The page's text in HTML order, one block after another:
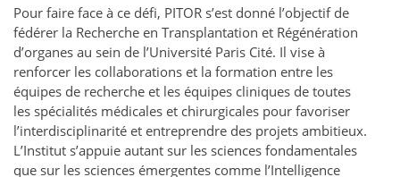
Pour faire face à ce défi, PITOR s’est donné l’objectif de
fédérer la Recherche en Transplantation et Régénération
d’organes au sein de l’Université Paris Cité. Il vise à
renforcer les collaborations et la formation entre les
équipes de recherche et les équipes cliniques de toutes
les spécialités médicales et chirurgicales pour favoriser
l’interdisciplinarité et entreprendre des projets ambitieux.
L’Institut s’appuie autant sur les sciences fondamentales
que sur les sciences émergentes comme l’Intelligence